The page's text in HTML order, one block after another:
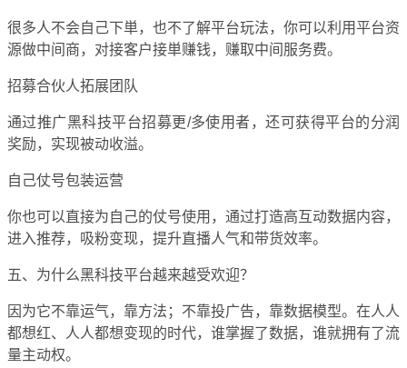
很多人不会自己下単，也不了解平台玩法，你可以利用平台资
源做中间商，对接客户接単赚钱，赚取中间服务费。
招募合伙人拓展团队
通过推广黑科技平台招募更/多使用者，还可获得平台的分润
奖励，实现被动收溢。
自己仗号包装运营
你也可以直接为自己的仗号使用，通过打造高互动数据内容，
进入推荐，吸粉变现，提升直播人气和带货效率。
五、为什么黑科技平台越来越受欢迎？
因为它不靠运气，靠方法；不靠投广告，靠数据模型。在人人
都想红、人人都想变现的时代，谁掌握了数据，谁就拥有了流
量主动权。